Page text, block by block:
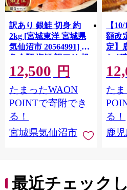
訳あり 銀鮭 切身 約
2kg [宮城東洋 宮城県
気仙沼市 20564991] 鮭
魚介類 海鮮 訳アリ 規
格外 不揃い さけ サケ
鮭切身 シャケ 切り身
冷凍 家庭用 おかず 弁
当 支援 サーモン 銀鮭
切り身 魚 わけあり
12,500 円
たまったWAON
POINTで寄附でき
る！
宮城県気仙沼市
【
額改
定】
なぎ
た
る！
鹿
最近チェック